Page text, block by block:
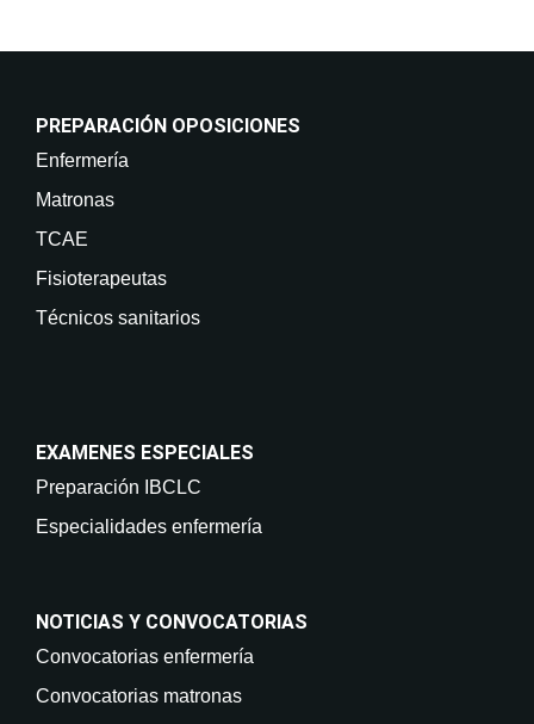
PREPARACIÓN OPOSICIONES
Enfermería
Matronas
TCAE
Fisioterapeutas
Técnicos sanitarios
EXAMENES ESPECIALES
Preparación IBCLC
Especialidades enfermería
NOTICIAS Y CONVOCATORIAS
Convocatorias enfermería
Convocatorias matronas